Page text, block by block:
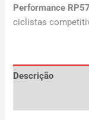
Performance
ciclistas
Descrição